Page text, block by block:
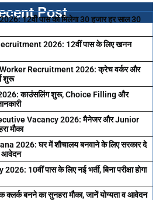
Post
12वी पास को मिलेगा 30 हजार हर साल 30
2026: 12वीं पास के लिए खनन
Recruitment 2026: क्रेच वर्कर और
शुरू
काउंसलिंग शुरू, Choice Filling और
Vacancy 2026: मैनेजर और Junior
मौका
2026: घर में शौचालय बनवाने के लिए सरकार दे
आवेदन
10वीं पास के लिए नई भर्ती, बिना परीक्षा होगा
बनने का सुनहरा मौका, जानें योग्यता व आवेदन